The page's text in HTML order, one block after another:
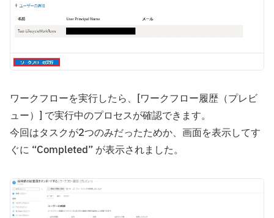
ワークフローを実行したら、[ワークフロー履歴（プレビ
ュー）] で実行中のプロセスが確認できます。
今回はタスクが2つのみだったためか、画面を表示してす
ぐに “Completed” が表示されました。